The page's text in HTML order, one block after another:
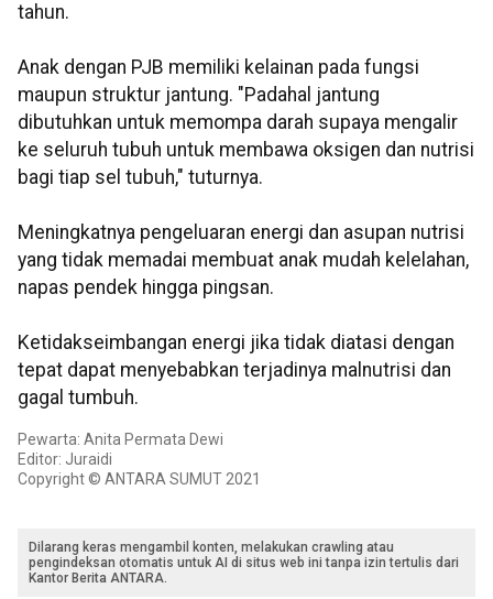
tahun.
Anak dengan PJB memiliki kelainan pada fungsi
maupun struktur jantung. "Padahal jantung
dibutuhkan untuk memompa darah supaya mengalir
ke seluruh tubuh untuk membawa oksigen dan nutrisi
bagi tiap sel tubuh," tuturnya.
Meningkatnya pengeluaran energi dan asupan nutrisi
yang tidak memadai membuat anak mudah kelelahan,
napas pendek hingga pingsan.
Ketidakseimbangan energi jika tidak diatasi dengan
tepat dapat menyebabkan terjadinya malnutrisi dan
gagal tumbuh.
Pewarta: Anita Permata Dewi
Editor: Juraidi
Copyright © ANTARA SUMUT 2021
Dilarang keras mengambil konten, melakukan crawling atau
pengindeksan otomatis untuk AI di situs web ini tanpa izin tertulis dari
Kantor Berita ANTARA.